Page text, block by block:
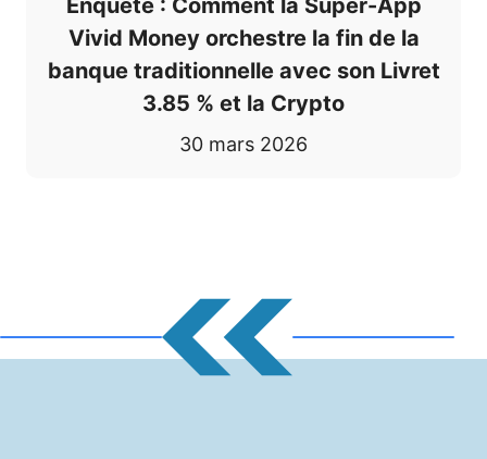
Enquête : Comment la Super-App
Vivid Money orchestre la fin de la
banque traditionnelle avec son Livret
3.85 % et la Crypto
30 mars 2026